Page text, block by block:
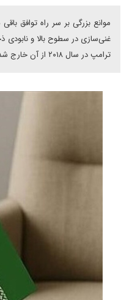
موانع بزرگی بر سر راه توافق
ترامپ در سال ۲۰۱۸ از آن خارج شد. ایران توقف غنی‌سازی را خط قرمز خود می‌داند و گفته است که به هیچ وجه عقب‌نشینی را از آن را نمی‌پذیرد.